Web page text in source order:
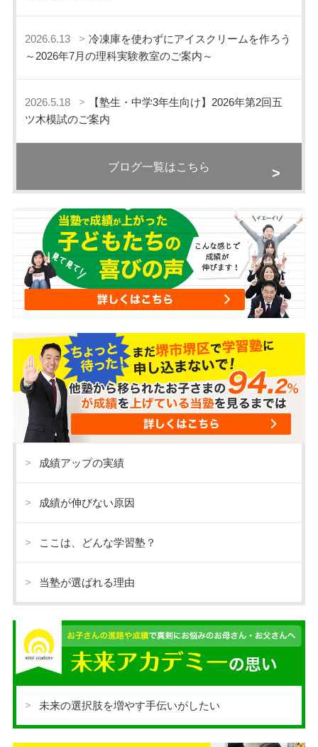
2026.6.13
冷凍庫を使わずにアイスクリームを作ろう
～2026年7月の理科実験教室のご案内～
2026.5.18
【塾生・中学3年生向け】2026年第2回五
ツ木模試のご案内
ブログ一覧はこちら
成績アップの実績
成績が伸びない原因
ここは、どんな学習塾？
当塾が選ばれる理由
未来の選択肢を増やす手伝いがしたい